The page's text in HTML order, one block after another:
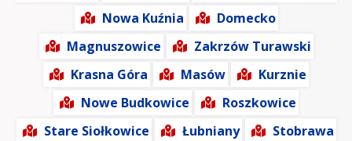
Nowa Kuźnia
Domecko
Magnuszowice
Zakrzów Turawski
Krasna Góra
Masów
Kurznie
Nowe Budkowice
Roszkowice
Stare Siołkowice
Łubniany
Stobrawa